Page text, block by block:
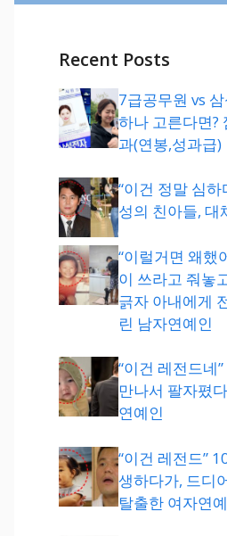
Recent Posts
7급공무원 vs
하나 고른다면?
과(연봉,성과급)
“이건 정말 심하
성의 친아들, 대
“이럴거면 왜했
이 쓰라고 줘놓
긁자 아내에게
린 남자연예인
“이건 레전드네
만나서 팔자폈
연예인
“이건 레전드”
생하다가, 드디
탈출한 여자연